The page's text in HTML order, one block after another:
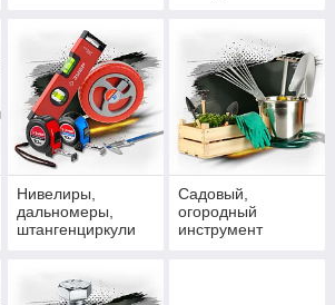
Нивелиры,
дальномеры,
штангенциркули
Садовый,
огородный
инструмент